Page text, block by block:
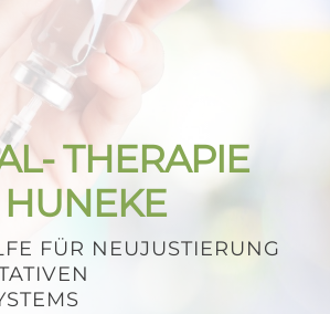
THERAPIE
FÜR NEUJUSTIERUNG